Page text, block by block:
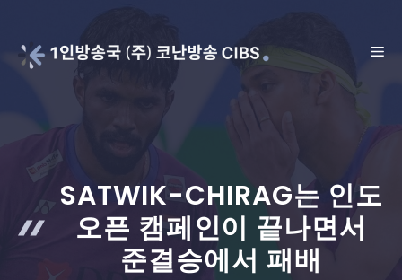
content
SATWIK-CHIRAG는 인도
오픈 캠페인이 끝나면서
준결승에서 패배